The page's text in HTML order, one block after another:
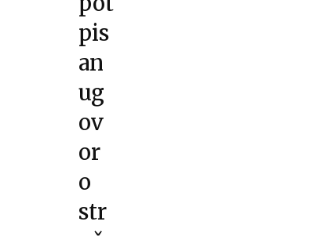
pis
an
ug
ov
or
o
str